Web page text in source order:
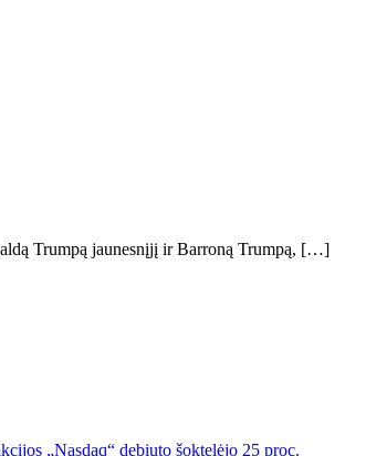
Trumpą jaunesnįjį ir Barroną Trumpą, […]
„Nasdaq“ debiuto šoktelėjo 25 proc.